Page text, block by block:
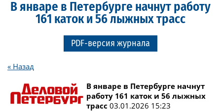
В январе в Петербурге начнут работу
161 каток и 56 лыжных трасс
PDF-версия журнала
« Назад
В январе в Петербурге начнут
работу 161 каток и 56 лыжных
трасс 03.01.2026 15:23